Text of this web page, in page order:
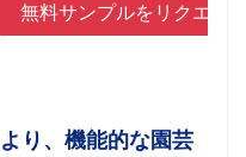
無料サンプルをリクエス
り、機能的な園芸